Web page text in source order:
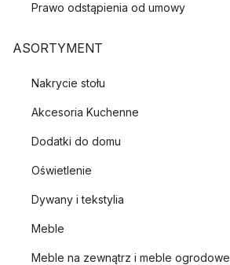
Prawo odstąpienia od umowy
ASORTYMENT
Nakrycie stołu
Akcesoria Kuchenne
Dodatki do domu
Oświetlenie
Dywany i tekstylia
Meble
Meble na zewnątrz i meble ogrodowe